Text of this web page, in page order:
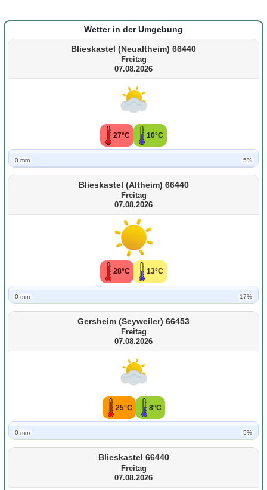
Wetter in der Umgebung
Blieskastel (Neualtheim) 66440
Freitag
07.08.2026
27°C 10°C
0 mm 5%
Blieskastel (Altheim) 66440
Freitag
07.08.2026
28°C 13°C
0 mm 17%
Gersheim (Seyweiler) 66453
Freitag
07.08.2026
25°C 8°C
0 mm 5%
Blieskastel 66440
Freitag
07.08.2026